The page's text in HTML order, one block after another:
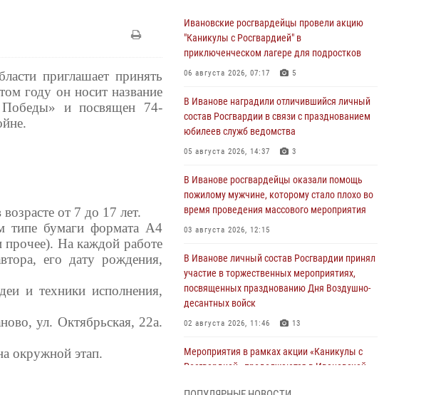
приглашает принять
году он носит название
Победы» и посвящен 74-
от 7 до 17 лет.
типе бумаги формата А4
прочее). На каждой работе
его дату рождения,
и техники исполнения,
ул. Октябрьская, 22а.
окружной этап.
Ивановские росгвардейцы провели акцию
"Каникулы с Росгвардией" в
приключенческом лагере для подростков
06 августа 2026, 07:17 5
В Иванове наградили отличившийся личный
состав Росгвардии в связи с празднованием
юбилеев служб ведомства
05 августа 2026, 14:37 3
В Иванове росгвардейцы оказали помощь
пожилому мужчине, которому стало плохо во
время проведения массового мероприятия
03 августа 2026, 12:15
В Иванове личный состав Росгвардии принял
участие в торжественных мероприятиях,
посвященных празднованию Дня Воздушно-
десантных войск
02 августа 2026, 11:46 13
Мероприятия в рамках акции «Каникулы с
Росгвардией» продолжаются в Ивановской